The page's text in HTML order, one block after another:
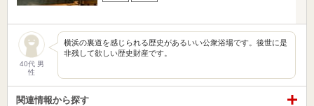
40代 男
性
横浜の裏道を感じられる歴史があるいい公衆浴場です。後世に是
非残して欲しい歴史財産です。
関連情報から探す